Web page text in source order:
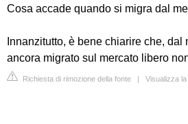
Cosa accade quando si migra dal
Innanzitutto, è bene chiarire che,
ancora migrato sul mercato libero
Richiesta di rimozione della fonte | Visualizza